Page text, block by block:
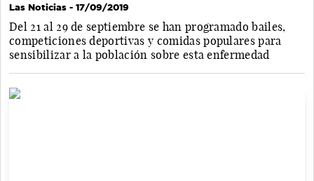
Las Noticias - 17/09/2019
Del 21 al 29 de septiembre se han programado bailes,
competiciones deportivas y comidas populares para
sensibilizar a la población sobre esta enfermedad